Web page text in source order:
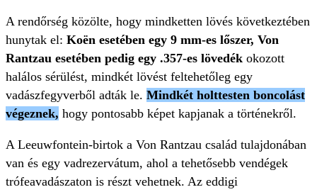
A rendőrség közölte, hogy mindketten lövés következtében
hunytak el: Koën esetében egy 9 mm-es lőszer, Von
Rantzau esetében pedig egy .357-es lövedék okozott
halálos sérülést, mindkét lövést feltehetőleg egy
vadászfegyverből adták le. Mindkét holttesten boncolást
végeznek, hogy pontosabb képet kapjanak a történekről.
A Leeuwfontein-birtok a Von Rantzau család tulajdonában
van és egy vadrezervátum, ahol a tehetősebb vendégek
trófeavadászaton is részt vehetnek. Az eddigi